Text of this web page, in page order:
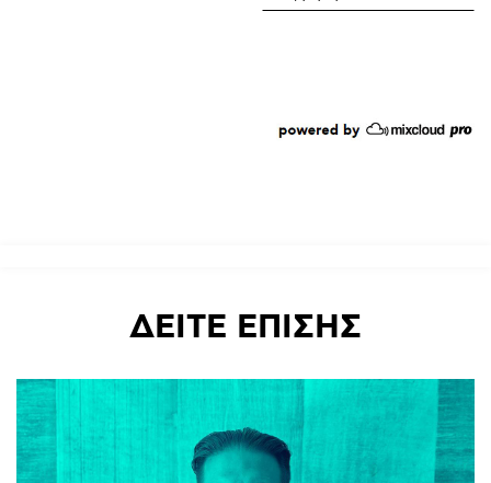
ΔΕΙΤΕ ΕΠΙΣΗΣ